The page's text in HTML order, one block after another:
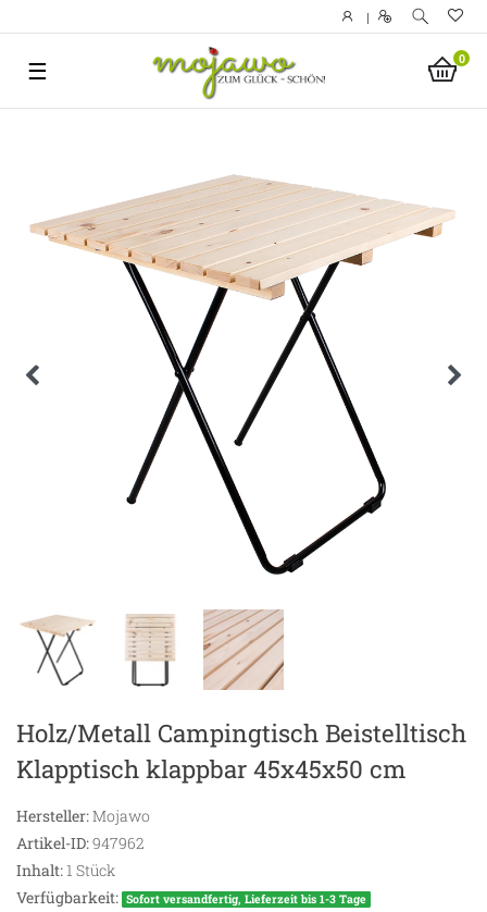
|
0
☰
Holz/Metall Campingtisch Beistelltisch
Klapptisch klappbar 45x45x50 cm
Hersteller:Mojawo
Artikel-ID:947962
Inhalt:1 Stück
Verfügbarkeit: Sofort versandfertig, Lieferzeit bis 1-3 Tage